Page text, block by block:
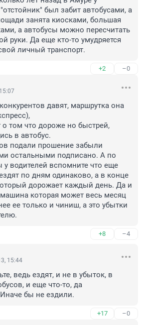
был забит автобусами, а
занята киосками, большая
а автобусы можно пересчитать
руки. Да еще кто-то умудряется
личный транспорт.
+2 –0
давят, маршрутка она
о том что дороже но быстрей,
в автобус.
подали прошение забыли
остальными подписано. А по
у водителей вспомните что еще
по дням одинаково, а в конце
дорожает каждый день. Да и
которая может весь месяц
ее только и чиниш, а это убытки
+8 –4
15:44
ведь ездят, и не в убыток, в
и еще что-то, да
бы не ездили.
+17 –0